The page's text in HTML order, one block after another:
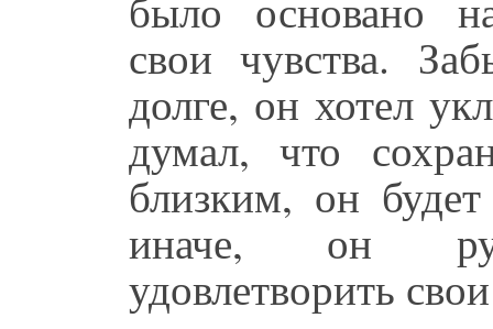
свои чувства.
долге, он хотел
думал, что
близким, он
иначе, он
удовлетворить